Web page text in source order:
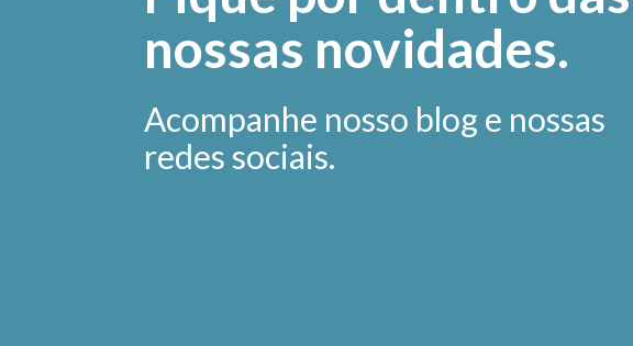
nossas novidades.
Acompanhe nosso blog e nossas
redes sociais.